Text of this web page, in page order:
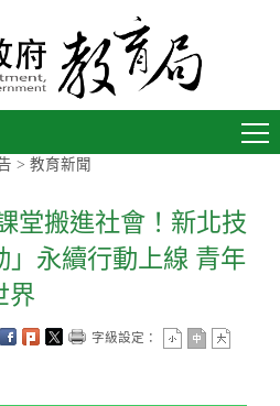
> 教育新聞
堂搬進社會！新北技
」永續行動上線 青年
界
字級設定：